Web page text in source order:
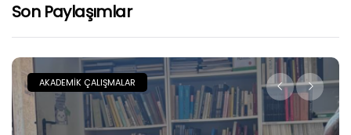
Son Paylaşımlar
AKADEMIK ÇALIŞMALAR